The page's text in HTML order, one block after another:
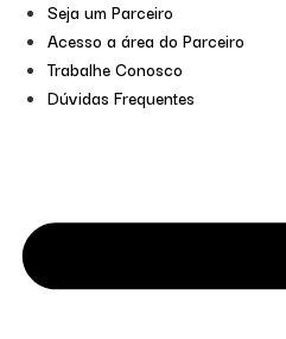
Seja um Parceiro
Acesso a área do Parceiro
Trabalhe Conosco
Dúvidas Frequentes